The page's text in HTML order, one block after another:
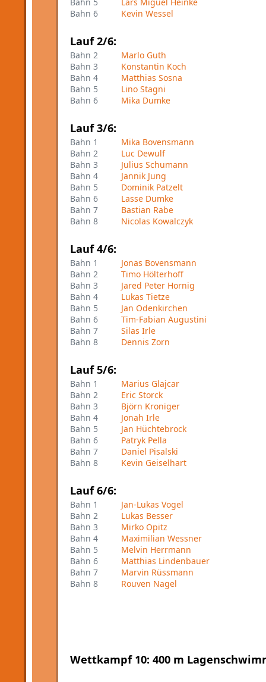
Bahn 6
Kevin Wessel
Lauf 2/6:
Bahn 2
Marlo Guth
Bahn 3
Konstantin Koch
Bahn 4
Matthias Sosna
Bahn 5
Lino Stagni
Bahn 6
Mika Dumke
Lauf 3/6:
Bahn 1
Mika Bovensmann
Bahn 2
Luc Dewulf
Bahn 3
Julius Schumann
Bahn 4
Jannik Jung
Bahn 5
Dominik Patzelt
Bahn 6
Lasse Dumke
Bahn 7
Bastian Rabe
Bahn 8
Nicolas Kowalczyk
Lauf 4/6:
Bahn 1
Jonas Bovensmann
Bahn 2
Timo Hölterhoff
Bahn 3
Jared Peter Hornig
Bahn 4
Lukas Tietze
Bahn 5
Jan Odenkirchen
Bahn 6
Tim-Fabian Augustini
Bahn 7
Silas Irle
Bahn 8
Dennis Zorn
Lauf 5/6:
Bahn 1
Marius Glajcar
Bahn 2
Eric Storck
Bahn 3
Björn Kroniger
Bahn 4
Jonah Irle
Bahn 5
Jan Hüchtebrock
Bahn 6
Patryk Pella
Bahn 7
Daniel Pisalski
Bahn 8
Kevin Geiselhart
Lauf 6/6:
Bahn 1
Jan-Lukas Vogel
Bahn 2
Lukas Besser
Bahn 3
Mirko Opitz
Bahn 4
Maximilian Wessner
Bahn 5
Melvin Herrmann
Bahn 6
Matthias Lindenbauer
Bahn 7
Marvin Rüssmann
Bahn 8
Rouven Nagel
Wettkampf 10: 400 m